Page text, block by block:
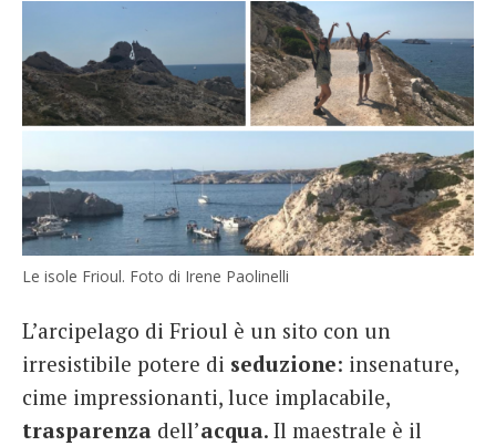
Le isole Frioul. Foto di Irene Paolinelli
L’arcipelago di Frioul è un sito con un
irresistibile potere di seduzione: insenature,
cime impressionanti, luce implacabile,
trasparenza dell’acqua. Il maestrale è il